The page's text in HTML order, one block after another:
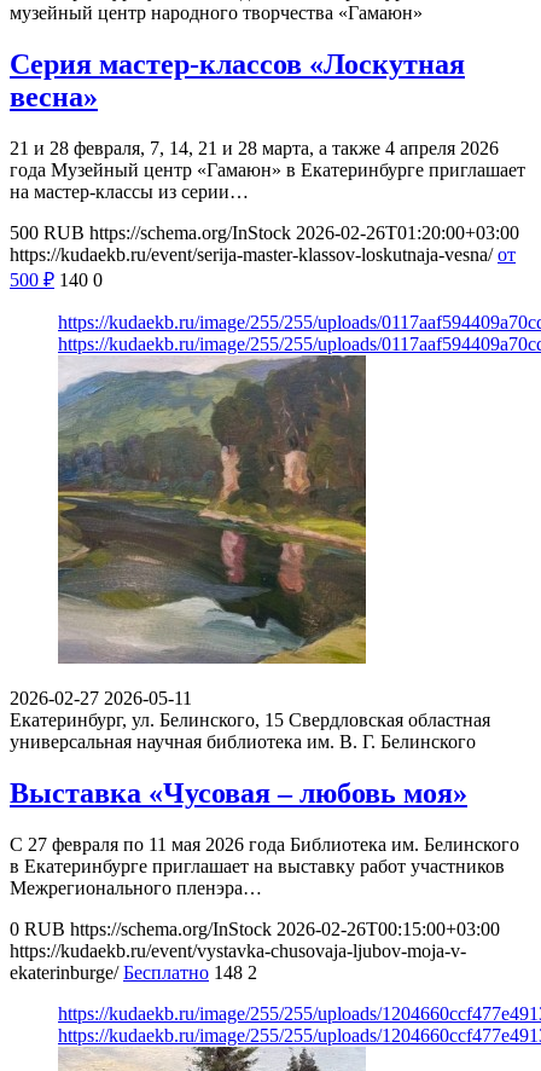
музейный центр народного творчества «Гамаюн»
Серия мастер-классов «Лоскутная
весна»
21 и 28 февраля, 7, 14, 21 и 28 марта, а также 4 апреля 2026
года Музейный центр «Гамаюн» в Екатеринбурге приглашает
на мастер-классы из серии…
500 RUB https://schema.org/InStock 2026-02-26T01:20:00+03:00
https://kudaekb.ru/event/serija-master-klassov-loskutnaja-vesna/ от
500 ₽ 140 0
https://kudaekb.ru/image/255/255/uploads/
https://kudaekb.ru/image/255/255/uploads/
2026-02-27 2026-05-11
Екатеринбург, ул. Белинского, 15 Свердловская областная
универсальная научная библиотека им. В. Г. Белинского
Выставка «Чусовая – любовь моя»
С 27 февраля по 11 мая 2026 года Библиотека им. Белинского
в Екатеринбурге приглашает на выставку работ участников
Межрегионального пленэра…
0 RUB https://schema.org/InStock 2026-02-26T00:15:00+03:00
https://kudaekb.ru/event/vystavka-chusovaja-ljubov-moja-v-
ekaterinburge/ Бесплатно 148 2
https://kudaekb.ru/image/255/255/uploads/
https://kudaekb.ru/image/255/255/uploads/